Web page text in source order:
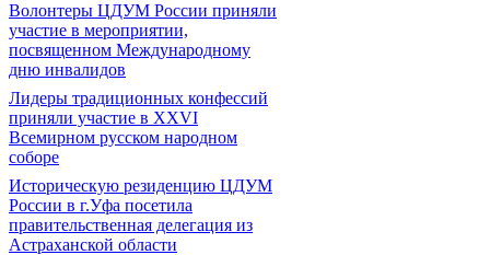
Волонтеры ЦДУМ России приняли
участие в мероприятии,
посвященном Международному
дню инвалидов
Лидеры традиционных конфессий
приняли участие в XXVI
Всемирном русском народном
соборе
Историческую резиденцию ЦДУМ
России в г.Уфа посетила
правительственная делегация из
Астраханской области